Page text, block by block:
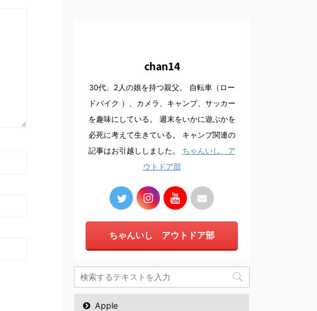
chan14
30代、2人の娘を持つ親父。 自転車（ロー
ドバイク ）、カメラ、キャンプ、サッカー
を趣味にしている。 週末をいかに遊ぶかを
必死に考えて生きている。 キャンプ関連の
記事はお引越ししました。 ちゃんいし ア
ウトドア部
ちゃんいし アウトドア部
Apple